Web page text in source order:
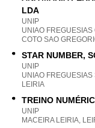
LDA
UNIP
UNIAO
COTO SAO
STAR NUMBER,
UNIP
UNIAO FREGUESIAS
LEIRIA
TREINO
UNIP
MACEIRA LEIRIA,